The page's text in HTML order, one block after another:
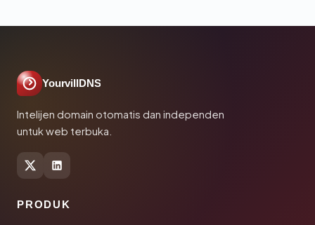
YourvillDNS
Intelijen domain otomatis dan independen
untuk web terbuka.
PRODUK